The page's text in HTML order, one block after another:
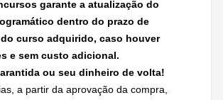
garante a atualização do
dentro do prazo de
curso adquirido, caso houver
e sem custo adicional.
ou seu dinheiro de volta!
a partir da aprovação da compra,